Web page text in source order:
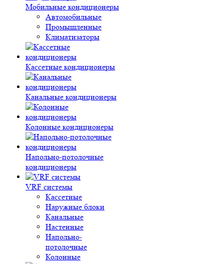
Мобильные кондиционеры
Автомобильные
Промышленные
Климатизаторы
Кассетные кондиционеры
Канальные кондиционеры
Колонные кондиционеры
Напольно-потолочные
кондиционеры
VRF системы
Кассетные
Наружные блоки
Канальные
Настенные
Напольно-
потолочные
Колонные